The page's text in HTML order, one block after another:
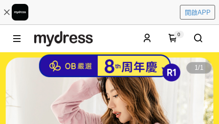
開啟APP
0
1/1